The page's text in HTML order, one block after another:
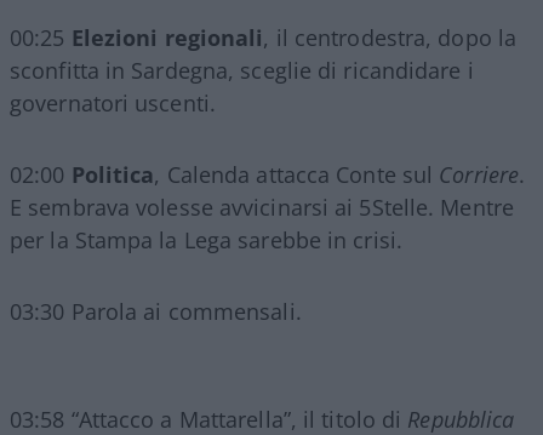
00:25 Elezioni regionali, il centrodestra, dopo la
sconfitta in Sardegna, sceglie di ricandidare i
governatori uscenti.
02:00 Politica, Calenda attacca Conte sul Corriere.
E sembrava volesse avvicinarsi ai 5Stelle. Mentre
per la Stampa la Lega sarebbe in crisi.
03:30 Parola ai commensali.
03:58 “Attacco a Mattarella”, il titolo di Repubblica